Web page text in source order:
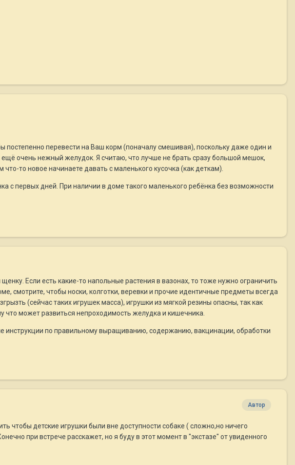
постепенно перевести на Ваш корм (поначалу смешивая), поскольку даже один и
очень нежный желудок. Я считаю, что лучше не брать сразу большой мешок,
что-то новое начинаете давать с маленького кусочка (как деткам).
с первых дней. При наличии в доме такого маленького ребёнка без возможности
Если есть какие-то напольные растения в вазонах, то тоже нужно ограничить
смотрите, чтобы носки, колготки, веревки и прочие идентичные предметы всегда
(сейчас таких игрушек масса), игрушки из мягкой резины опасны, так как
что может развиться непроходимость желудка и кишечника.
инструкции по правильному выращиванию, содержанию, вакцинации, обработки
Автор
чтобы детские игрушки были вне доступности собаке ( сложно,но ничего
при встрече расскажет, но я буду в этот момент в "экстазе" от увиденного